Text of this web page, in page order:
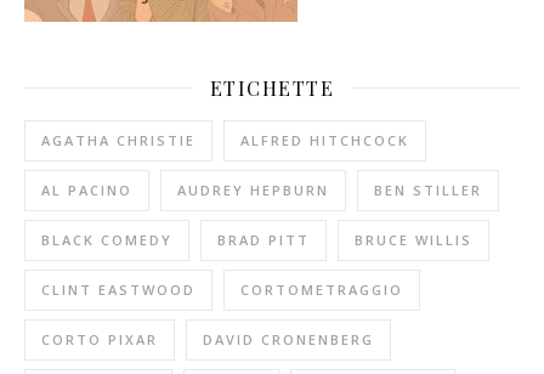
ETICHETTE
AGATHA CHRISTIE ALFRED HITCHCOCK
AL PACINO AUDREY HEPBURN BEN STILLER
BLACK COMEDY BRAD PITT BRUCE WILLIS
CLINT EASTWOOD CORTOMETRAGGIO
CORTO PIXAR DAVID CRONENBERG